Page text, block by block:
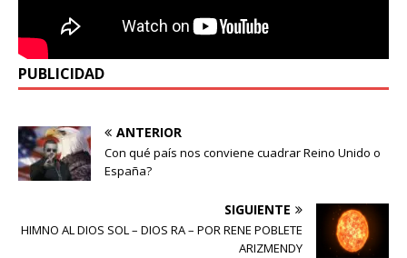
PUBLICIDAD
ANTERIOR
Con qué país nos conviene cuadrar Reino Unido o
España?
SIGUIENTE
HIMNO AL DIOS SOL – DIOS RA – POR RENE POBLETE
ARIZMENDY